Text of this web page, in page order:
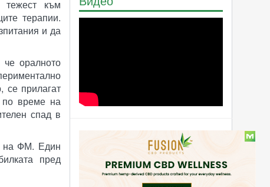
тежест към
терапии.
и да
оралното
се прилагат
по време на
спад в
на ФМ. Един
пред
Конопени китари